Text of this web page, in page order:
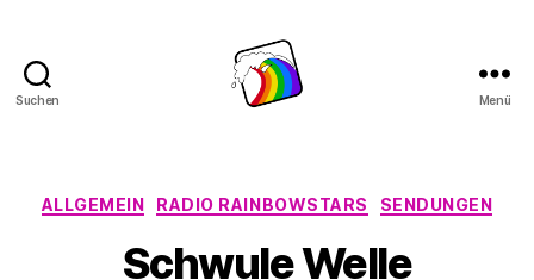
Suchen Menü
Kategorien
ALLGEMEIN RADIO RAINBOWSTARS SENDUNGEN
Schwule Welle